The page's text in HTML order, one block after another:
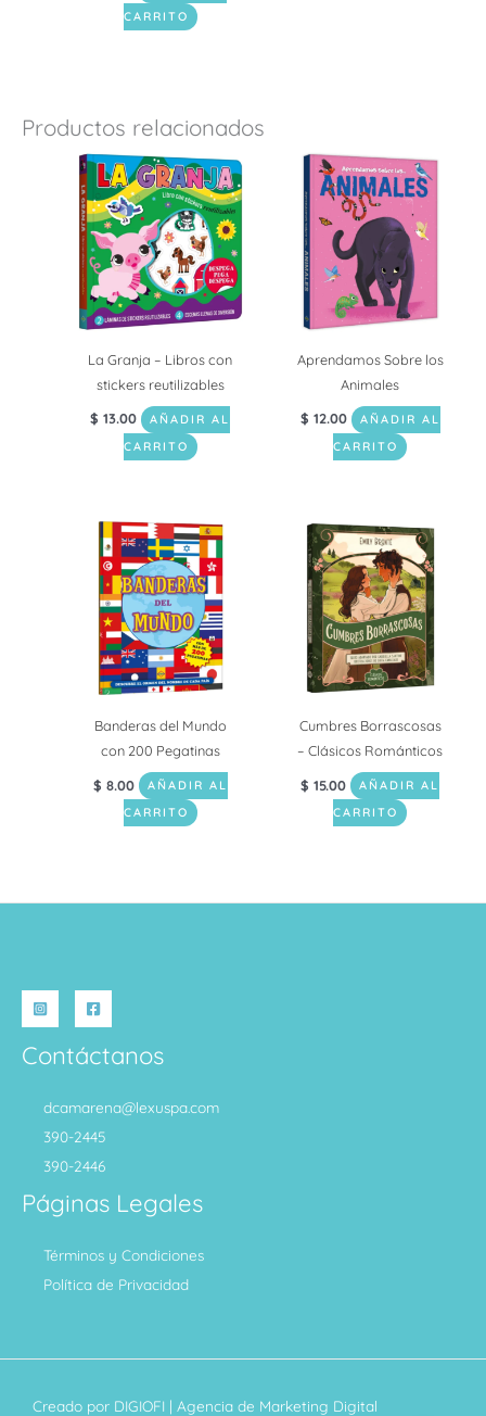
CARRITO
Productos relacionados
La Granja – Libros con
stickers reutilizables
$ 13.00
AÑADIR AL
CARRITO
Aprendamos Sobre los
Animales
$ 12.00
AÑADIR AL
CARRITO
Banderas del Mundo
con 200 Pegatinas
$ 8.00
AÑADIR AL
CARRITO
Cumbres Borrascosas
– Clásicos Románticos
$ 15.00
AÑADIR AL
CARRITO
Contáctanos
dcamarena@lexuspa.com
390-2445
390-2446
Páginas Legales
Términos y Condiciones
Política de Privacidad
Creado por DIGIOFI | Agencia de Marketing Digital